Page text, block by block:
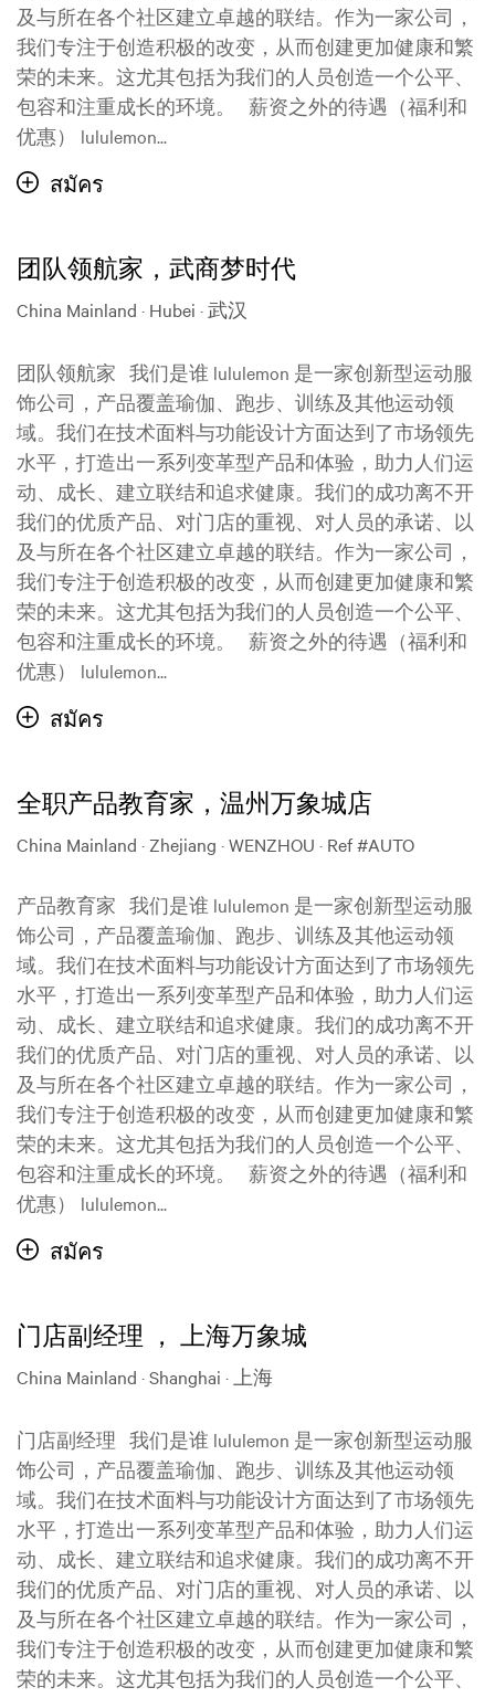
及与所在各个社区建立卓越的联结。作为一家公司，
我们专注于创造积极的改变，从而创建更加健康和繁
荣的未来。这尤其包括为我们的人员创造一个公平、
包容和注重成长的环境。 薪资之外的待遇（福利和
优惠） lululemon...
สมัคร
团队领航家，武商梦时代
China Mainland · Hubei · 武汉
团队领航家 我们是谁 lululemon 是一家创新型运动服
饰公司，产品覆盖瑜伽、跑步、训练及其他运动领
域。我们在技术面料与功能设计方面达到了市场领先
水平，打造出一系列变革型产品和体验，助力人们运
动、成长、建立联结和追求健康。我们的成功离不开
我们的优质产品、对门店的重视、对人员的承诺、以
及与所在各个社区建立卓越的联结。作为一家公司，
我们专注于创造积极的改变，从而创建更加健康和繁
荣的未来。这尤其包括为我们的人员创造一个公平、
包容和注重成长的环境。 薪资之外的待遇（福利和
优惠） lululemon...
สมัคร
全职产品教育家，温州万象城店
China Mainland · Zhejiang · WENZHOU · Ref #AUTO
产品教育家 我们是谁 lululemon 是一家创新型运动服
饰公司，产品覆盖瑜伽、跑步、训练及其他运动领
域。我们在技术面料与功能设计方面达到了市场领先
水平，打造出一系列变革型产品和体验，助力人们运
动、成长、建立联结和追求健康。我们的成功离不开
我们的优质产品、对门店的重视、对人员的承诺、以
及与所在各个社区建立卓越的联结。作为一家公司，
我们专注于创造积极的改变，从而创建更加健康和繁
荣的未来。这尤其包括为我们的人员创造一个公平、
包容和注重成长的环境。 薪资之外的待遇（福利和
优惠） lululemon...
สมัคร
门店副经理 ， 上海万象城
China Mainland · Shanghai · 上海
门店副经理 我们是谁 lululemon 是一家创新型运动服
饰公司，产品覆盖瑜伽、跑步、训练及其他运动领
域。我们在技术面料与功能设计方面达到了市场领先
水平，打造出一系列变革型产品和体验，助力人们运
动、成长、建立联结和追求健康。我们的成功离不开
我们的优质产品、对门店的重视、对人员的承诺、以
及与所在各个社区建立卓越的联结。作为一家公司，
我们专注于创造积极的改变，从而创建更加健康和繁
荣的未来。这尤其包括为我们的人员创造一个公平、